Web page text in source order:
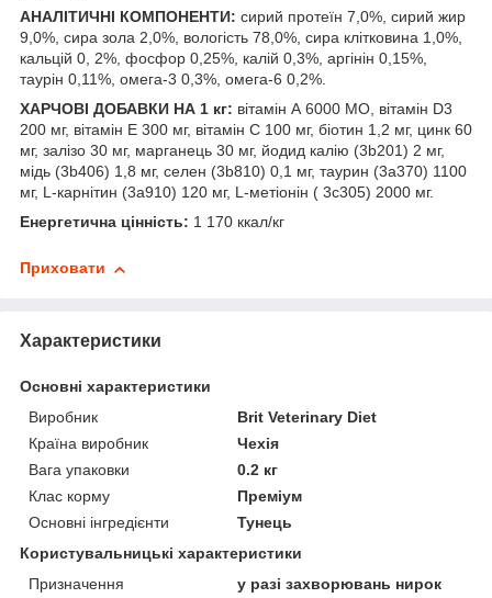
АНАЛІТИЧНІ КОМПОНЕНТИ: сирий протеїн 7,0%, сирий жир
9,0%, сира зола 2,0%, вологість 78,0%, сира клітковина 1,0%,
кальцій 0, 2%, фосфор 0,25%, калій 0,3%, аргінін 0,15%,
таурін 0,11%, омега-3 0,3%, омега-6 0,2%.
ХАРЧОВІ ДОБАВКИ НА 1 кг: вітамін А 6000 МО, вітамін D3
200 мг, вітамін Е 300 мг, вітамін С 100 мг, біотин 1,2 мг, цинк 60
мг, залізо 30 мг, марганець 30 мг, йодид калію (3b201) 2 мг,
мідь (3b406) 1,8 мг, селен (3b810) 0,1 мг, таурин (3a370) 1100
мг, L-карнітин (3a910) 120 мг, L-метіонін ( 3c305) 2000 мг.
Енергетична цінність: 1 170 ккал/кг
Приховати
Характеристики
Основні характеристики
Виробник
Brit Veterinary Diet
Країна виробник
Чехія
Вага упаковки
0.2 кг
Клас корму
Преміум
Основні інгредієнти
Тунець
Користувальницькі характеристики
Призначення
у разі захворювань нирок